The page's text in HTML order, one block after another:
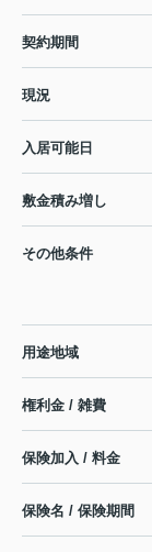
契約期間
現況
入居可能日
敷金積み増し
その他条件
用途地域
権利金 / 雑費
保険加入 / 料金
保険名 / 保険期間